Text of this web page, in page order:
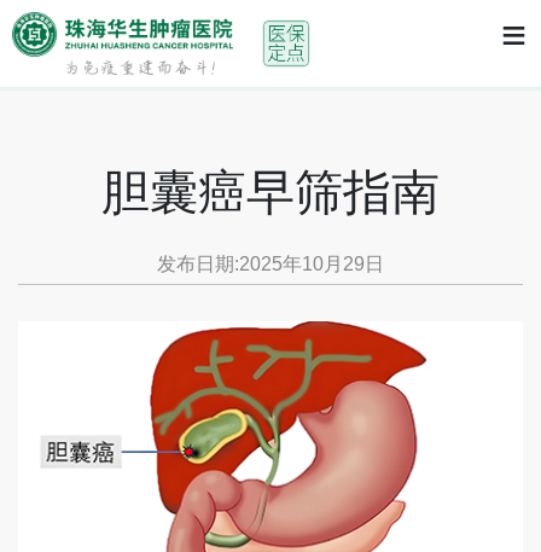
≡
首页 > 体检早筛> 胆囊癌早筛指南
胆囊癌早筛指南
发布日期:2025年10月29日